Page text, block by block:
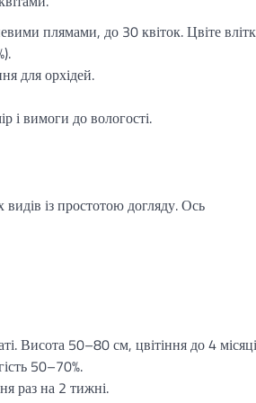
плямами, до 30 квіток. Цвіте
для орхідей.
і вимоги до вологості.
із простотою догляду. Ось
Висота 50–80 см, цвітіння до 4
50–70%.
раз на 2 тижні.